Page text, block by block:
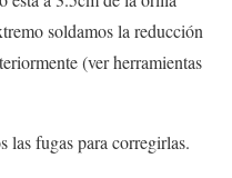
soldamos la reducción
(ver herramientas
las fugas para corregirlas.